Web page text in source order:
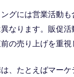
グには営業活動
なります。販促
の売り上げを重視
、たとえばマー